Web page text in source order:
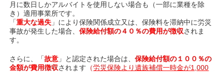
月に数日しかアルバイトを使用しない場合も（一部に業種を除
き）適用事業所です。
「重大な過失 」により保険関係成立又は、保険料を滞納中に労災
事故が発生した場合、保険給付額の４０％の費用が徴収されま
す。
さらに、「故意 」と認定された場合は、保険給付額の１００％の
金額が費用徴収されます （労災保険より遺族補償一時金が1,000